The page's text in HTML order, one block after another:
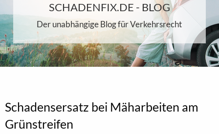
SCHADENFIX.DE - BLOG
Der unabhängige Blog für Verkehrsrecht
Schadensersatz bei Mäharbeiten am
Grünstreifen